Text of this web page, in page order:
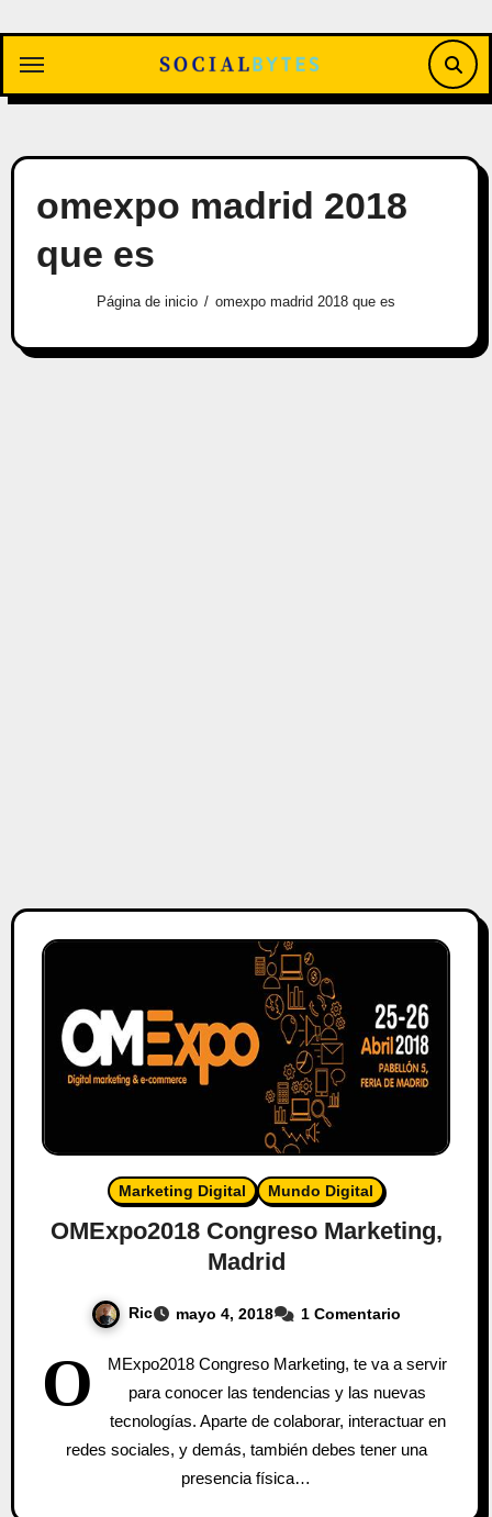
contenido
omexpo madrid 2018
que es
Página de inicio omexpo madrid 2018 que es
Marketing Digital Mundo Digital
OMExpo2018 Congreso Marketing,
Madrid
Ric mayo 4, 2018 1 Comentario
O
MExpo2018 Congreso Marketing, te va a servir
para conocer las tendencias y las nuevas
tecnologías. Aparte de colaborar, interactuar en
redes sociales, y demás, también debes tener una
presencia física…